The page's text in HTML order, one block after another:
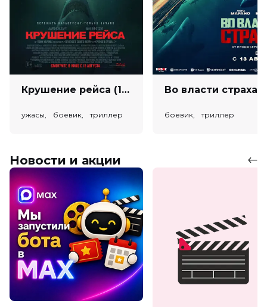
Крушение рейса (18+)
ужасы, боевик, триллер боевик, триллер
Новости и акции